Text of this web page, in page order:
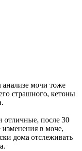
анализе мочи тоже
страшного, кетоны
отличные, после 30
в моче,
дома отслеживать